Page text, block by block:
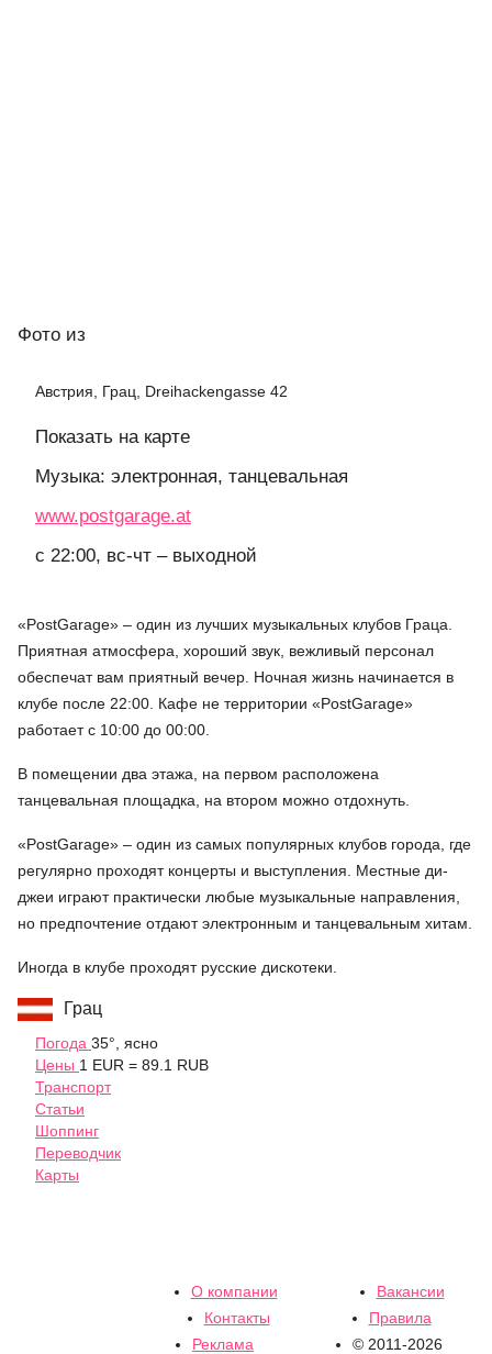
Фото из
Австрия, Грац, Dreihackengasse 42
Показать на карте
Музыка: электронная, танцевальная
www.postgarage.at
с 22:00, вс-чт – выходной
«PostGarage» – один из лучших музыкальных клубов Граца.
Приятная атмосфера, хороший звук, вежливый персонал
обеспечат вам приятный вечер. Ночная жизнь начинается в
клубе после 22:00. Кафе не территории «PostGarage»
работает с 10:00 до 00:00.
В помещении два этажа, на первом расположена
танцевальная площадка, на втором можно отдохнуть.
«PostGarage» – один из самых популярных клубов города, где
регулярно проходят концерты и выступления. Местные ди-
джеи играют практически любые музыкальные направления,
но предпочтение отдают электронным и танцевальным хитам.
Иногда в клубе проходят русские дискотеки.
Грац
Погода 35°, ясно
Цены 1 EUR = 89.1 RUB
Транспорт
Статьи
Шоппинг
Переводчик
Карты
О компании
Вакансии
Контакты
Правила
Реклама
© 2011-2026